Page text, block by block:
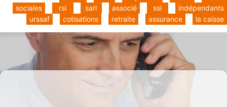
indépendants
ssi
associé
sarl
rsi
sociales
la caisse
assurance
retraite
cotisations
urssaf